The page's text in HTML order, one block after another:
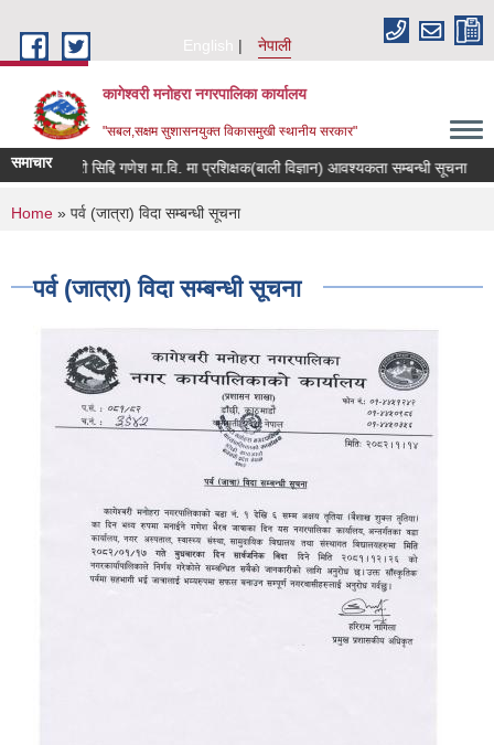
English
नेपाली
कागेश्वरी मनोहरा नगरपालिका कार्यालय
"सबल,सक्षम सुशासनयुक्त विकासमुखी स्थानीय सरकार"
समाचार
श्री सिद्दि गणेश मा.वि. मा प्रशिक्षक(बाली विज्ञान) आवश्यकता सम्बन्धी सूचना कर
You are here
Home » पर्व (जात्रा) विदा सम्बन्धी सूचना
पर्व (जात्रा) विदा सम्बन्धी सूचना